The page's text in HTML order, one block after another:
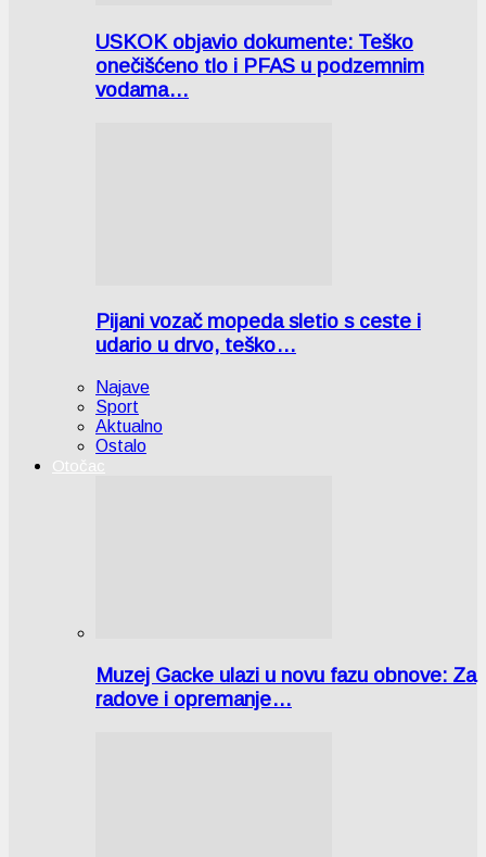
USKOK objavio dokumente: Teško
onečišćeno tlo i PFAS u podzemnim
vodama…
Pijani vozač mopeda sletio s ceste i
udario u drvo, teško…
Najave
Sport
Aktualno
Ostalo
Otočac
Muzej Gacke ulazi u novu fazu obnove: Za
radove i opremanje…